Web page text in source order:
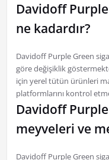
Davidoff
ne kadardır?
Davidoff Purple Green
göre değişiklik
için yerel tütün ürünleri
platformlarını kontrol
Davidoff
meyveleri ve
Davidoff Purple Green